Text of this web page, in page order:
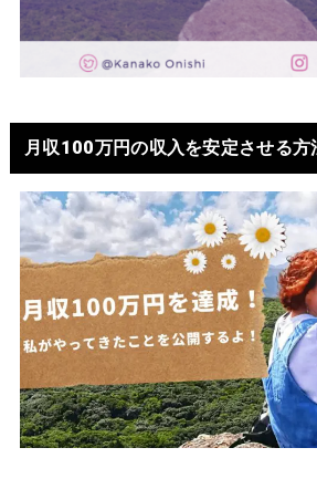
月収100万円の収入を安定させる方